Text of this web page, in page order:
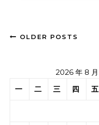
OLDER POSTS
2026 年 8 月
一
二 三 四 五